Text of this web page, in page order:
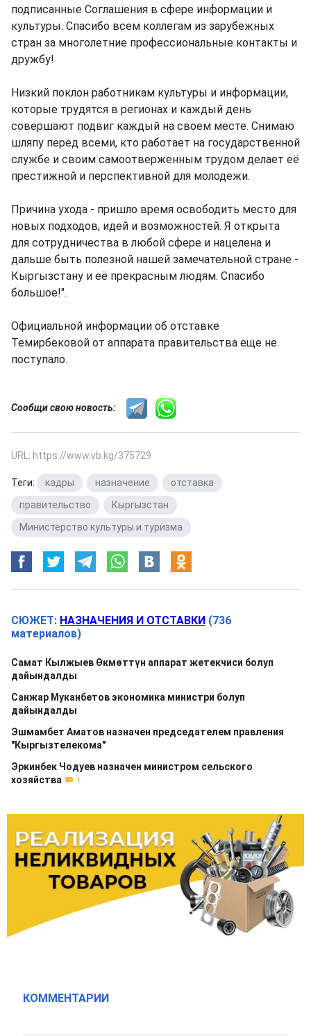
подписанные Соглашения в сфере информации и
культуры. Спасибо всем коллегам из зарубежных
стран за многолетние профессиональные контакты и
дружбу!
Низкий поклон работникам культуры и информации,
которые трудятся в регионах и каждый день
совершают подвиг каждый на своем месте. Снимаю
шляпу перед всеми, кто работает на государственной
службе и своим самоотверженным трудом делает её
престижной и перспективной для молодежи.
Причина ухода - пришло время освободить место для
новых подходов, идей и возможностей. Я открыта
для сотрудничества в любой сфере и нацелена и
дальше быть полезной нашей замечательной стране -
Кыргызстану и её прекрасным людям. Спасибо
большое!".
Официальной информации об отставке
Темирбековой от аппарата правительства еще не
поступало.
Сообщи свою новость:
URL: https://www.vb.kg/375729
Теги: кадры назначение отставка
правительство
Кыргызстан
Министерство культуры и туризма
СЮЖЕТ: НАЗНАЧЕНИЯ И ОТСТАВКИ (736
материалов)
Самат Кылжыев Өкмөттүн аппарат жетекчиси болуп
дайындалды
Санжар Муканбетов экономика министри болуп
дайындалды
Эшмамбет Аматов назначен председателем правления
"Кыргызтелекома"
Эркинбек Чодуев назначен министром сельского
хозяйства
1
КОММЕНТАРИИ